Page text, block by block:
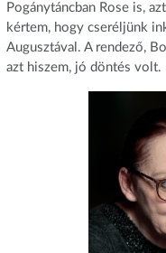
Pogánytáncban Rose is,
kértem, hogy cseréljünk
Augusztával. A rendező,
azt hiszem, jó döntés volt.